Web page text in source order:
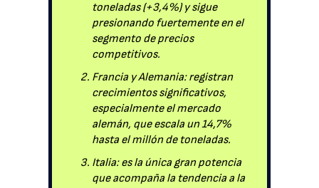
toneladas (+3,4%) y sigue
presionando fuertemente en el
segmento de precios
competitivos.
Francia y Alemania: registran
crecimientos significativos,
especialmente el mercado
alemán, que escala un 14,7%
hasta el millón de toneladas.
Italia: es la única gran potencia
que acompaña la tendencia a la